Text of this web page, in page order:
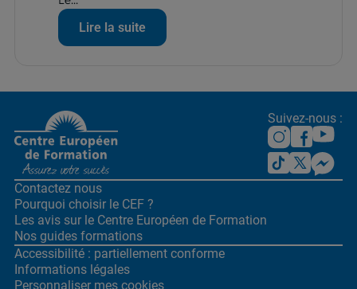
Lire la suite
Suivez-nous :
Contactez nous
Pourquoi choisir le CEF ?
Les avis sur le Centre Européen de Formation
Nos guides formations
Accessibilité : partiellement conforme
Informations légales
Personnaliser mes cookies